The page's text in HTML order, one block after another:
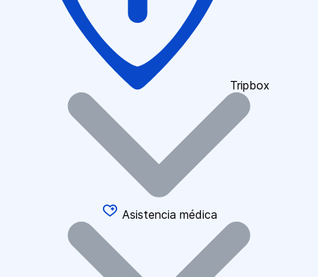
Tripbox
Asistencia médica